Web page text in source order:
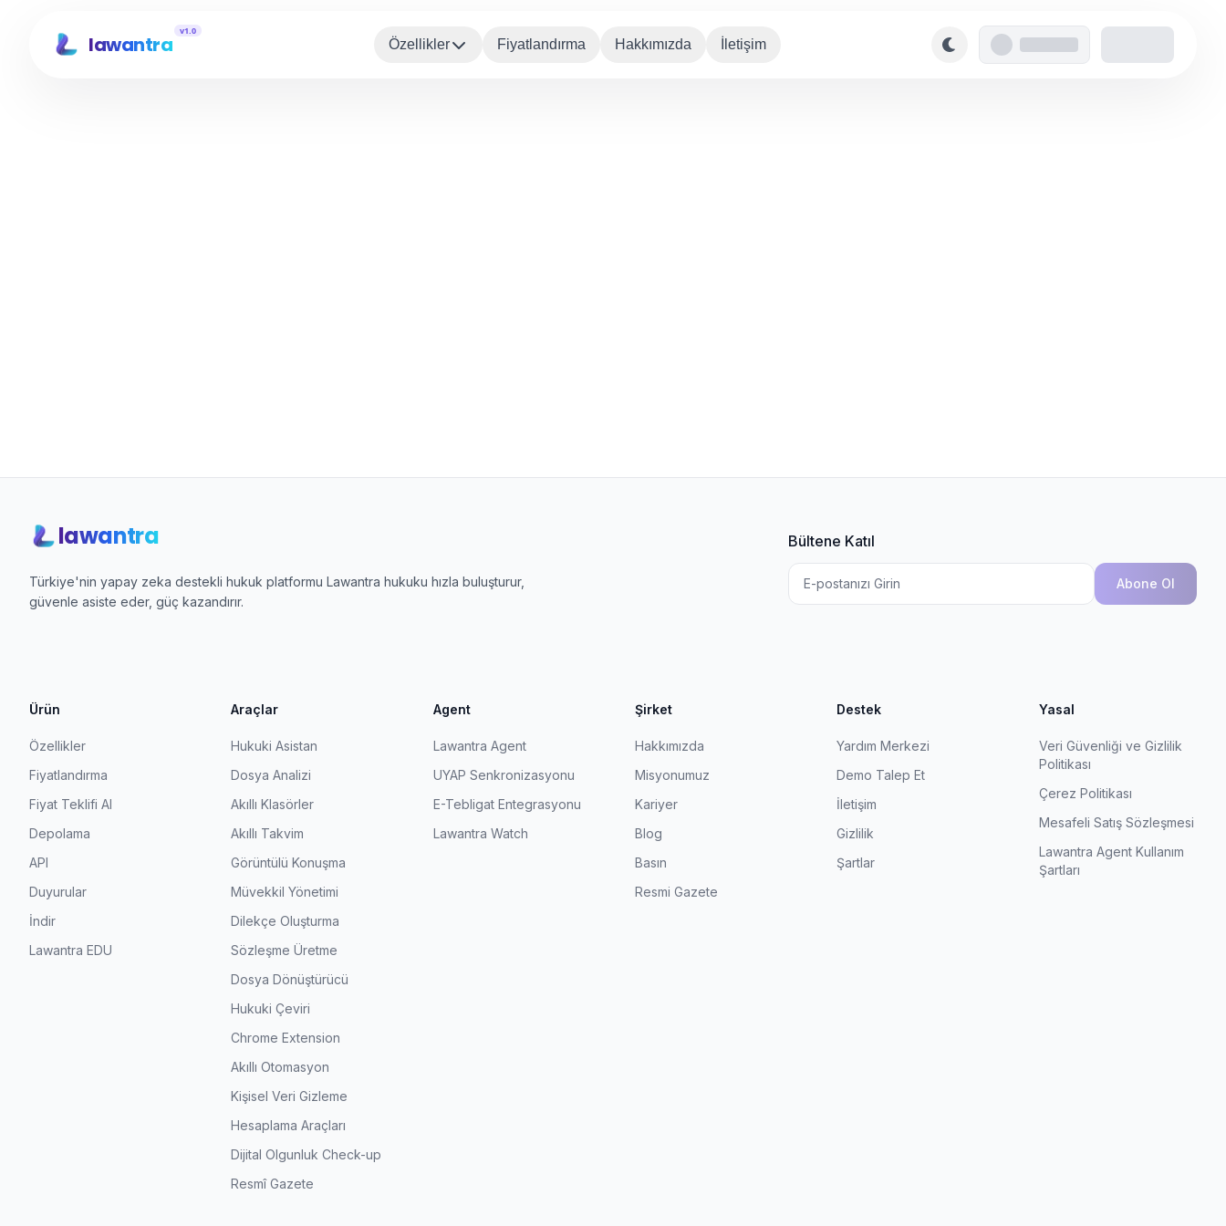
lawantra
v1.0
Özellikler Fiyatlandırma Hakkımızda İletişim
lawantra
Türkiye'nin yapay zeka destekli hukuk platformu Lawantra hukuku hızla buluşturur,
güvenle asiste eder, güç kazandırır.
Bültene Katıl
Abone Ol
Ürün
Özellikler
Fiyatlandırma
Fiyat Teklifi Al
Depolama
API
Duyurular
İndir
Lawantra EDU
Araçlar
Hukuki Asistan
Dosya Analizi
Akıllı Klasörler
Akıllı Takvim
Görüntülü Konuşma
Müvekkil Yönetimi
Dilekçe Oluşturma
Sözleşme Üretme
Dosya Dönüştürücü
Hukuki Çeviri
Chrome Extension
Akıllı Otomasyon
Kişisel Veri Gizleme
Hesaplama Araçları
Dijital Olgunluk Check-up
Resmî Gazete
Agent
Lawantra Agent
UYAP Senkronizasyonu
E-Tebligat Entegrasyonu
Lawantra Watch
Şirket
Hakkımızda
Misyonumuz
Kariyer
Blog
Basın
Resmi Gazete
Destek
Yardım Merkezi
Demo Talep Et
İletişim
Gizlilik
Şartlar
Yasal
Veri Güvenliği ve Gizlilik
Politikası
Çerez Politikası
Mesafeli Satış Sözleşmesi
Lawantra Agent Kullanım
Şartları